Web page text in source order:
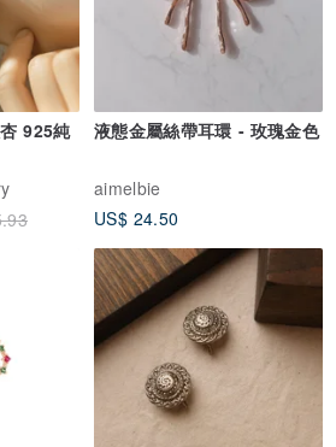
925純
液態金屬絲帶耳環 - 玫瑰金色
aimelbie
US$ 24.50